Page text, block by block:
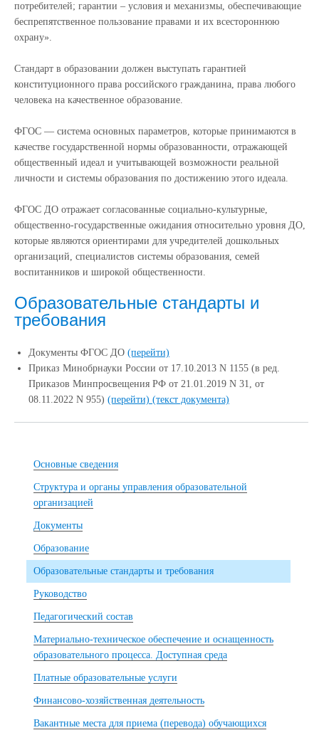
потребителей; гарантии – условия и механизмы, обеспечивающие
беспрепятственное пользование правами и их всестороннюю
охрану».
Стандарт в образовании должен выступать гарантией
конституционного права российского гражданина, права любого
человека на качественное образование.
ФГОС — система основных параметров, которые принимаются в
качестве государственной нормы образованности, отражающей
общественный идеал и учитывающей возможности реальной
личности и системы образования по достижению этого идеала.
ФГОС ДО отражает согласованные социально-культурные,
общественно-государственные ожидания относительно уровня ДО,
которые являются ориентирами для учредителей дошкольных
организаций, специалистов системы образования, семей
воспитанников и широкой общественности.
Образовательные стандарты и
требования
Документы ФГОС ДО (перейти)
Приказ Минобрнауки России от 17.10.2013 N 1155 (в ред.
Приказов Минпросвещения РФ от 21.01.2019 N 31, от
08.11.2022 N 955) (перейти) (текст документа)
Основные сведения
Структура и органы управления образовательной
организацией
Документы
Образование
Образовательные стандарты и требования
Руководство
Педагогический состав
Материально-техническое обеспечение и оснащенность
образовательного процесса. Доступная среда
Платные образовательные услуги
Финансово-хозяйственная деятельность
Вакантные места для приема (перевода) обучающихся